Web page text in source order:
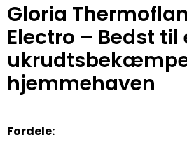
Gloria
Electro – Bedst
hjemmehaven
Fordele: